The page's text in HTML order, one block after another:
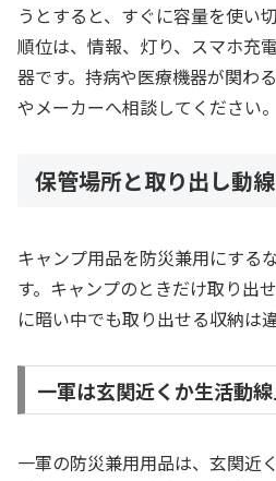
うとすると、すぐに容量を使い
順位は、情報、灯り、スマホ充
器です。持病や医療機器が関わ
やメーカーへ相談してください。
保管場所と取り出し動
キャンプ用品を防災兼用にする
す。キャンプのときだけ取り出
に暗い中でも取り出せる収納は違
一軍は玄関近くか生活動線
一軍の防災兼用用品は、玄関近